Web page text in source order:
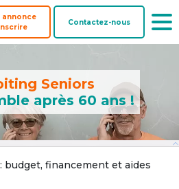
annonce
Contactez-nous
Seniors
après 60 ans !
budget, financement et aides
acheteurs
Biens à
coacheter